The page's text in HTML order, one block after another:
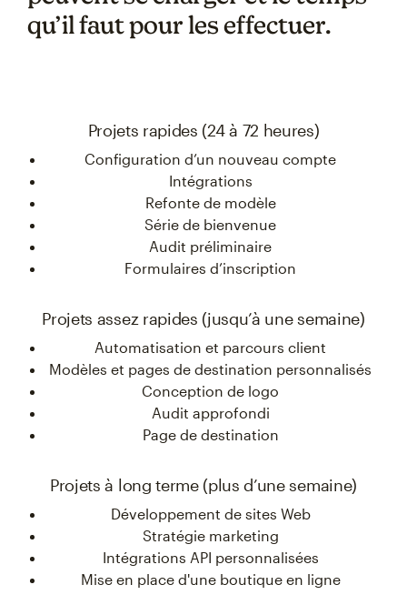
qu’il faut pour les effectuer.
Projets rapides (24 à 72 heures)
Configuration d’un nouveau compte
Intégrations
Refonte de modèle
Série de bienvenue
Audit préliminaire
Formulaires d’inscription
Projets assez rapides (jusqu’à une semaine)
Automatisation et parcours client
Modèles et pages de destination personnalisés
Conception de logo
Audit approfondi
Page de destination
Projets à long terme (plus d’une semaine)
Développement de sites Web
Stratégie marketing
Intégrations API personnalisées
Mise en place d'une boutique en ligne